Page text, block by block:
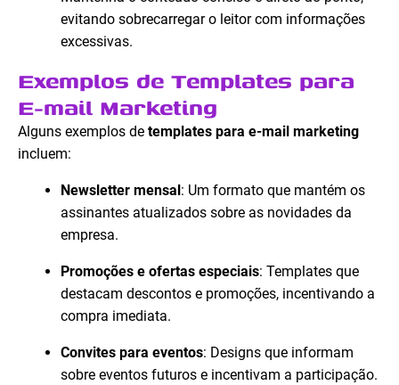
evitando sobrecarregar o leitor com informações
excessivas.
Exemplos de Templates para
E-mail Marketing
Alguns exemplos de templates para e-mail marketing
incluem:
Newsletter mensal : Um formato que mantém os
assinantes atualizados sobre as novidades da
empresa.
Promoções e ofertas especiais: Templates que
destacam descontos e promoções, incentivando a
compra imediata.
Convites para eventos: Designs que informam
sobre eventos futuros e incentivam a participação.